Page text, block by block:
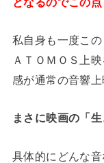
私自身も一度こ
ＡＴＯＭＯＳ上
感が通常の音響上
まさに映画の「
具体的にどんな